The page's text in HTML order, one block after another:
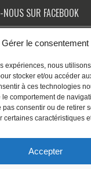
Gérer le consentement
expériences, nous
stocker et/ou accéder
à ces technologies
comportement de
pas consentir ou de retirer
certaines caractéristiques
Accepter
SUR FACEBOOK